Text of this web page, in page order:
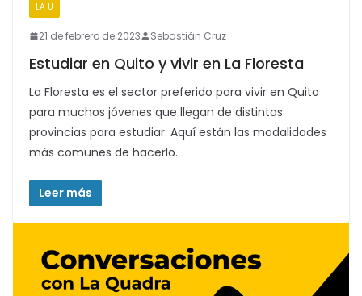
LA U
21 de febrero de 2023 Sebastián Cruz
Estudiar en Quito y vivir en La Floresta
La Floresta es el sector preferido para vivir en Quito
para muchos jóvenes que llegan de distintas
provincias para estudiar. Aquí están las modalidades
más comunes de hacerlo.
Leer más